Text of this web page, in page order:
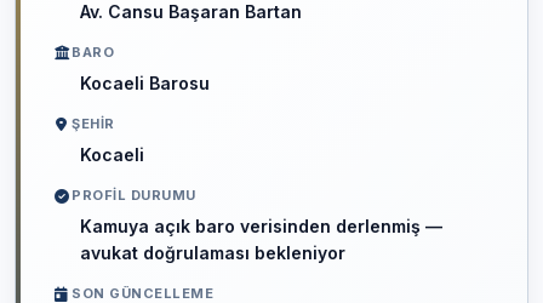
Av. Cansu Başaran Bartan
BARO
Kocaeli Barosu
ŞEHIR
Kocaeli
PROFIL DURUMU
Kamuya açık baro verisinden derlenmiş —
avukat doğrulaması bekleniyor
SON GÜNCELLEME